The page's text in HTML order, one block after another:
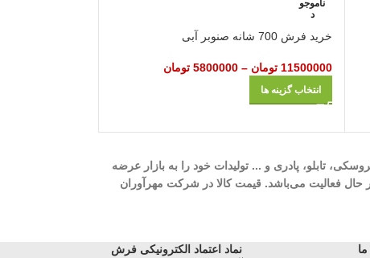
ناموجو
د
خرید فرش 700 شانه صنوبر آبی
11500000 تومان –
5800000 تومان
انتخاب گزینه ها
شانه، 700 شانه، 1000 شانه، 1200 شانه، گلیم، گبه، ویژن، وینتیج، عروسکی، تابلو، پادری و ... تولیدات خود را به بازار عرضه
تک و عمده در حال فعالیت می‌باشد. قیمت کالا در شرکت مهرآوران
ما
نماد اعتماد الکترونیکی فرش